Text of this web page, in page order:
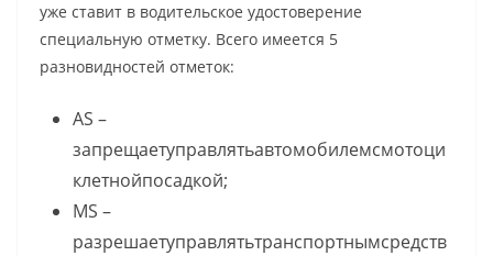
уже ставит в водительское удостоверение
специальную отметку. Всего имеется 5
разновидностей отметок:
AS –
запрещаетуправлятьавтомобилемсмотоци
клетнойпосадкой;
MS –
разрешаетуправлятьтранспортнымсредств